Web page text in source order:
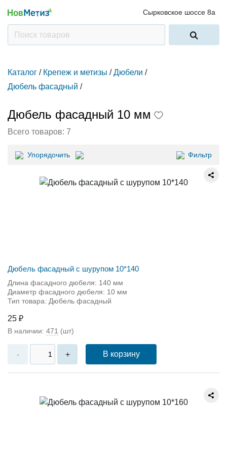
Сырковское шоссе 8а
Каталог / Крепеж и метизы / Дюбели /
Дюбель фасадный /
Дюбель фасадный 10 мм
Всего товаров: 7
Упорядочить Фильтр
Дюбель фасадный с шурупом 10*140
Длина фасадного дюбеля: 140 мм
Диаметр фасадного дюбеля: 10 мм
Тип товара: Дюбель фасадный
25 ₽
В наличии: 471 (шт)
- + В корзину